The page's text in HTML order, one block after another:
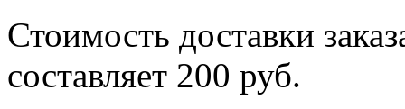
Стоимость доставки
составляет 200 руб.